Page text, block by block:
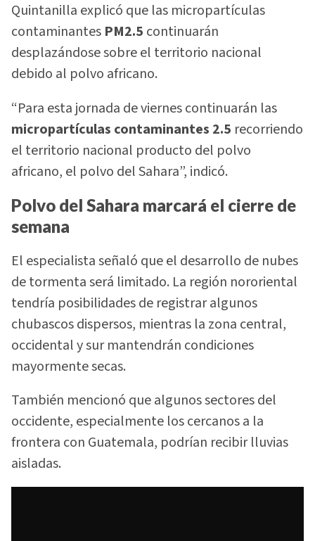
Quintanilla explicó que las micropartículas
contaminantes PM2.5 continuarán
desplazándose sobre el territorio nacional
debido al polvo africano.
“Para esta jornada de viernes continuarán las
micropartículas contaminantes 2.5 recorriendo
el territorio nacional producto del polvo
africano, el polvo del Sahara”, indicó.
Polvo del Sahara marcará el cierre de
semana
El especialista señaló que el desarrollo de nubes
de tormenta será limitado. La región nororiental
tendría posibilidades de registrar algunos
chubascos dispersos, mientras la zona central,
occidental y sur mantendrán condiciones
mayormente secas.
También mencionó que algunos sectores del
occidente, especialmente los cercanos a la
frontera con Guatemala, podrían recibir lluvias
aisladas.